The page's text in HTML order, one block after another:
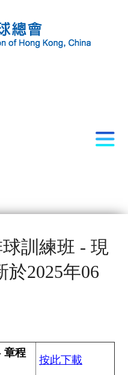
訓練班 - 現
2025年06
章程
按此下載